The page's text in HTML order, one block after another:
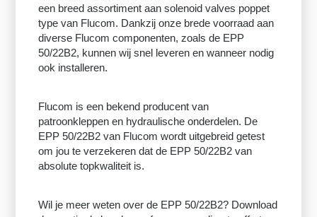
een breed assortiment aan solenoid valves poppet
type van Flucom. Dankzij onze brede voorraad aan
diverse Flucom componenten, zoals de EPP
50/22B2, kunnen wij snel leveren en wanneer nodig
ook installeren.
Flucom is een bekend producent van
patroonkleppen en hydraulische onderdelen. De
EPP 50/22B2 van Flucom wordt uitgebreid getest
om jou te verzekeren dat de EPP 50/22B2 van
absolute topkwaliteit is.
Wil je meer weten over de EPP 50/22B2? Download